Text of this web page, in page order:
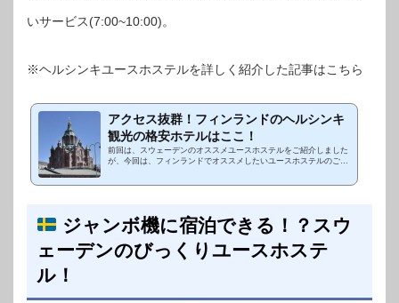
いサービス(7:00~10:00)。
※ヘルシンキユースホステルを詳しく紹介した記事はこちら
アクセス抜群！フィンランドのヘルシンキ
観光の格安ホテルはここ！
前回は、スウェーデンのオススメユースホステルをご紹介しました
が、今回は、フィンランドでオススメしたいユースホステルのご紹
ジャンボ機に宿泊できる！？スウ
ェーデンのびっくりユースホステ
ル！